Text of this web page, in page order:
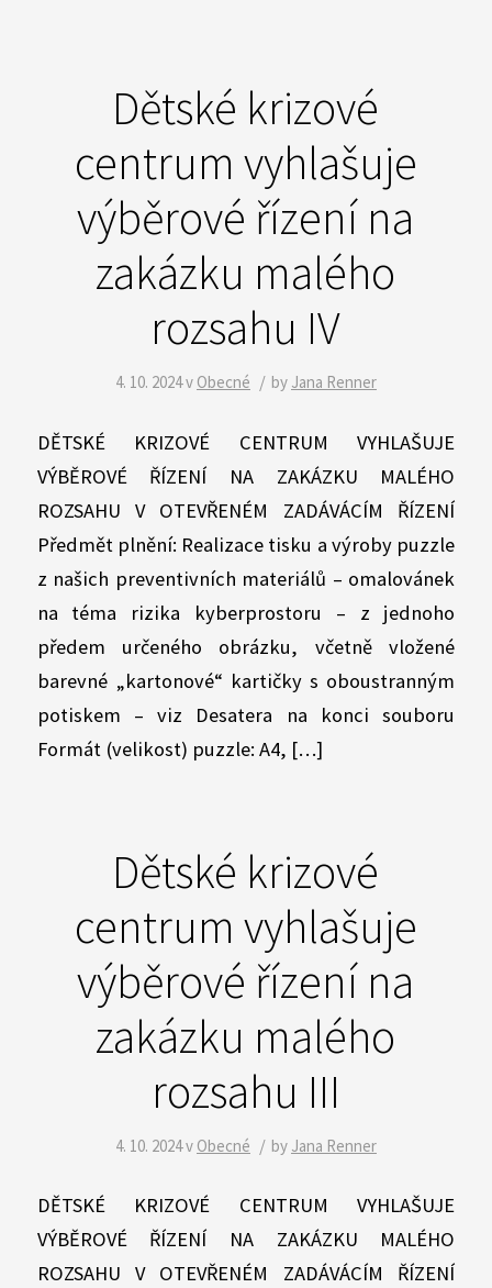
Dětské krizové
centrum vyhlašuje
výběrové řízení na
zakázku malého
rozsahu IV
4. 10. 2024v Obecné / by Jana Renner
DĚTSKÉ KRIZOVÉ CENTRUM VYHLAŠUJE
VÝBĚROVÉ ŘÍZENÍ NA ZAKÁZKU MALÉHO
ROZSAHU V OTEVŘENÉM ZADÁVÁCÍM ŘÍZENÍ
Předmět plnění: Realizace tisku a výroby puzzle
z našich preventivních materiálů – omalovánek
na téma rizika kyberprostoru – z jednoho
předem určeného obrázku, včetně vložené
barevné „kartonové“ kartičky s oboustranným
potiskem – viz Desatera na konci souboru
Formát (velikost) puzzle: A4, […]
Dětské krizové
centrum vyhlašuje
výběrové řízení na
zakázku malého
rozsahu III
4. 10. 2024v Obecné / by Jana Renner
DĚTSKÉ KRIZOVÉ CENTRUM VYHLAŠUJE
VÝBĚROVÉ ŘÍZENÍ NA ZAKÁZKU MALÉHO
ROZSAHU V OTEVŘENÉM ZADÁVÁCÍM ŘÍZENÍ